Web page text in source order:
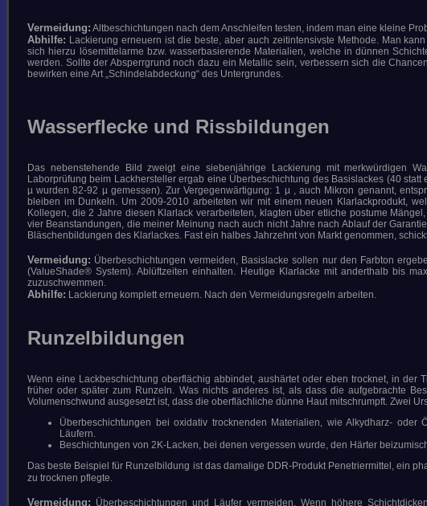
Vermeidung: Altbeschichtungen nach dem Anschleifen testen, indem man eine kleine
Abhilfe: Lackierung erneuern ist die beste, aber auch zeitintensivste Methode. Man
sich hierzu lösemittelarme bzw. wasserbasierende Materialien, welche in dünnen
werden. Sollte der Absperrgrund noch dazu ein Metallic sein, verbessern sich die
bewirken eine Art „Schindelabdeckung“ des Untergrundes.
Wasserflecke und Rissbildungen
Das nebenstehende Bild zweigt eine siebenjährige Lackierung mit merkwürdigen
Laborprüfung beim Lackhersteller ergab eine Überbeschichtung des Basislackes (40
µ wurden 82-92 µ gemessen). Zur Vergegenwärtigung: 1 µ , auch Mikron genannt,
bleiben im Dunkeln. Um 2009-2010 arbeiteten wir mit einem neuen Klarlackprodukt,
Kollegen, die 2 Jahre diesen Klarlack verarbeiteten, klagten über etliche postume
vier Beanstandungen, die meiner Meinung nach auch nicht Jahre nach Ablauf der
Bläschenbildungen des Klarlackes. Fast ein halbes Jahrzehnt von Markt genommen,
Vermeidung: Überbeschichtungen vermeiden, Basislacke sollen nur den Farbton
(ValueShade® System). Ablüftzeiten einhalten. Heutige Klarlacke mit anderthalb bis
zuzuschwemmen.
Abhilfe: Lackierung komplett erneuern. Nach den Vermeidungsregeln arbeiten.
Runzelbildungen
Wenn eine Lackbeschichtung oberflächig abbindet, aushärtet oder eben trocknet, in der
früher oder später zum Runzeln. Was nichts anderes ist, als dass die aufgebrachte
Volumenschwund ausgesetzt ist, dass die oberflächliche dünne Haut mitschrumpft. Zwei
Überbeschichtungen bei oxidativ trocknenden Materialien, wie Alkydharz-
Läufern.
Beschichtungen von 2K-Lacken, bei denen vergessen wurde, den Härter
Das beste Beispiel für Runzelbildung ist das damalige DDR-Produkt Penetriermittel, ein
zu trocknen pflegte.
Vermeidung: Überbeschichtungen und Läufer vermeiden. Wenn höhere